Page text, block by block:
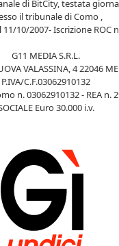
di BitCity, testata
il tribunale di Como ,
11/10/2007- Iscrizione ROC
G11 MEDIA S.R.L.
VALASSINA, 4 22046
P.IVA/C.F.03062910132
n. 03062910132 - REA n.
Euro 30.000 i.v.